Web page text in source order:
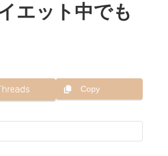
エット中でも
Copy